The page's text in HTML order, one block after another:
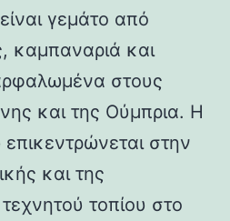
γεμάτο από
καμπαναριά και
στους
και της Ούμπρια. Η
στην
και της
τοπίου στο